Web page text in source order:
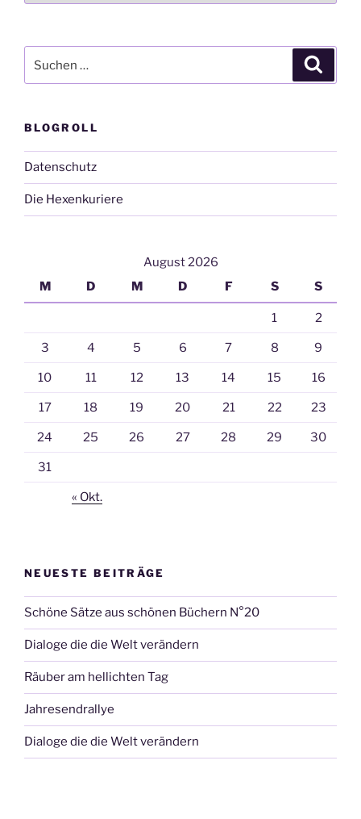
nach:
BLOGROLL
Datenschutz
Die Hexenkuriere
August 2026
M
D M D F S S
1 2
3 4 5 6 7 8 9
10 11 12 13 14 15 16
17 18 19 20 21 22 23
24 25 26 27 28 29 30
31
« Okt.
NEUESTE BEITRÄGE
Schöne Sätze aus schönen Büchern N°20
Dialoge die die Welt verändern
Räuber am hellichten Tag
Jahresendrallye
Dialoge die die Welt verändern